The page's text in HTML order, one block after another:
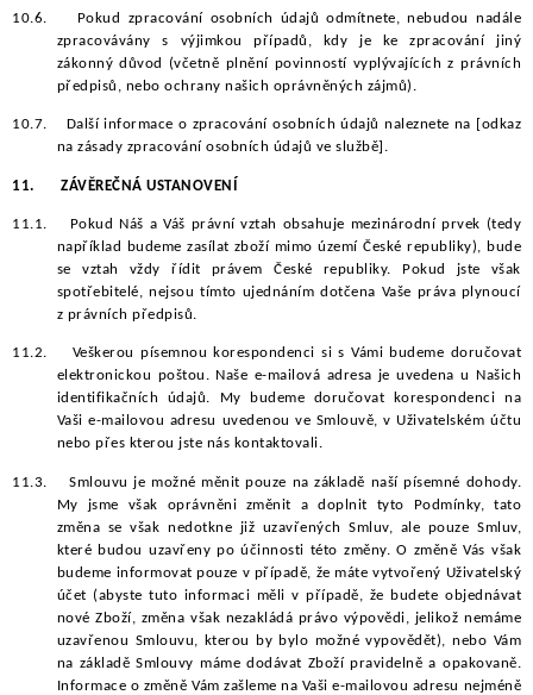
10.6.
Pokud zpracování osobních údajů odmítnete, nebudou nadále
zpracovávány s výjimkou případů, kdy je ke zpracování jiný
zákonný důvod (včetně plnění povinností vyplývajících z právních
předpisů, nebo ochrany našich oprávněných zájmů).
10.7.
Další informace o zpracování osobních údajů naleznete na [odkaz
na zásady zpracování osobních údajů ve službě].
11. ZÁVĚREČNÁ USTANOVENÍ
11.1.
Pokud Náš a Váš právní vztah obsahuje mezinárodní prvek (tedy
například budeme zasílat zboží mimo území České republiky), bude
se vztah vždy řídit právem České republiky. Pokud jste však
spotřebitelé, nejsou tímto ujednáním dotčena Vaše práva plynoucí
z právních předpisů.
11.2.
Veškerou písemnou korespondenci si s Vámi budeme doručovat
elektronickou poštou. Naše e-mailová adresa je uvedena u Našich
identifikačních údajů. My budeme doručovat korespondenci na
Vaši e-mailovou adresu uvedenou ve Smlouvě, v Uživatelském účtu
nebo přes kterou jste nás kontaktovali.
11.3.
Smlouvu je možné měnit pouze na základě naší písemné dohody.
My jsme však oprávněni změnit a doplnit tyto Podmínky, tato
změna se však nedotkne již uzavřených Smluv, ale pouze Smluv,
které budou uzavřeny po účinnosti této změny. O změně Vás však
budeme informovat pouze v případě, že máte vytvořený Uživatelský
účet (abyste tuto informaci měli v případě, že budete objednávat
nové Zboží, změna však nezakládá právo výpovědi, jelikož nemáme
uzavřenou Smlouvu, kterou by bylo možné vypovědět), nebo Vám
na základě Smlouvy máme dodávat Zboží pravidelně a opakovaně.
Informace o změně Vám zašleme na Vaši e-mailovou adresu nejméně